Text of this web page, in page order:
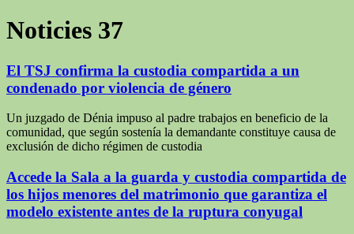
Noticies 37
El TSJ confirma la custodia compartida a un
condenado por violencia de género
Un juzgado de Dénia impuso al padre trabajos en beneficio de la
comunidad, que según sostenía la demandante constituye causa de
exclusión de dicho régimen de custodia
Accede la Sala a la guarda y custodia compartida de
los hijos menores del matrimonio que garantiza el
modelo existente antes de la ruptura conyugal